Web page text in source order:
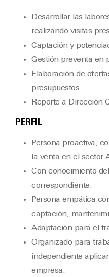
Desarrollar las
realizando visitas
Captación y
Gestión preventa en
Elaboración de
presupuestos.
Reporte a Dirección
PERFIL
Persona proactiva,
la venta en el sector
Con conocimiento
correspondiente.
Persona empática
captación,
Adaptación para el
Organizado para
independiente
empresa.